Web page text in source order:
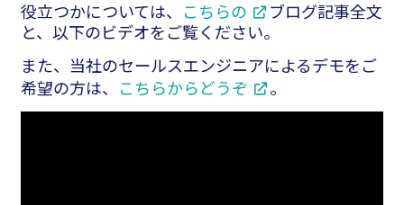
役立つかについては、
こちらの
ブログ記事全文
と、以下のビデオをご覧ください。
また、当社のセールスエンジニアによるデモをご
希望の方は、
こちらからどうぞ 。